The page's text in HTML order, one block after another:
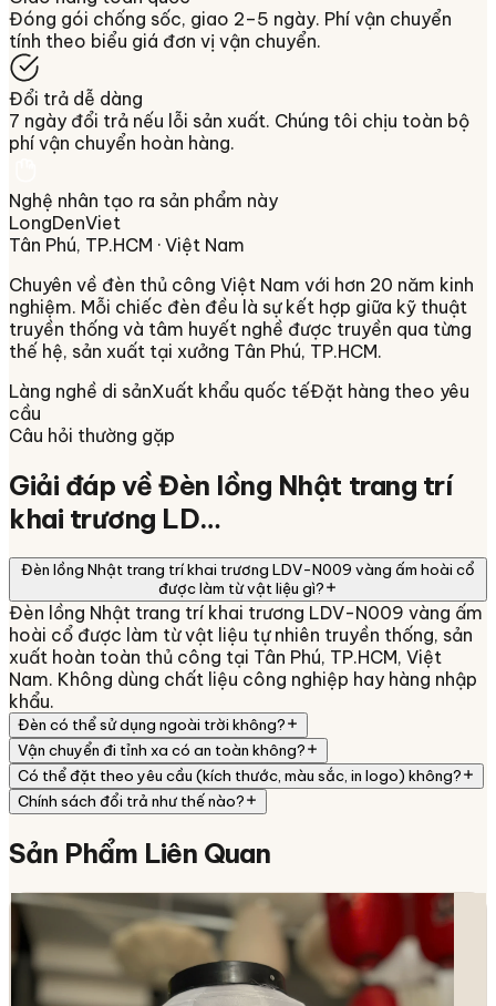
Đóng gói chống sốc, giao 2–5 ngày. Phí vận chuyển
tính theo biểu giá đơn vị vận chuyển.
Đổi trả dễ dàng
7 ngày đổi trả nếu lỗi sản xuất. Chúng tôi chịu toàn bộ
phí vận chuyển hoàn hàng.
Nghệ nhân tạo ra sản phẩm này
LongDenViet
Tân Phú, TP.HCM · Việt Nam
Chuyên về đèn thủ công Việt Nam với hơn 20 năm kinh
nghiệm. Mỗi chiếc đèn đều là sự kết hợp giữa kỹ thuật
truyền thống và tâm huyết nghề được truyền qua từng
thế hệ, sản xuất tại xưởng Tân Phú, TP.HCM.
Làng nghề di sảnXuất khẩu quốc tếĐặt hàng theo yêu
cầu
Câu hỏi thường gặp
Giải đáp vềĐèn lồng Nhật trang trí
khai trương LD…
Đèn lồng Nhật trang trí khai trương LDV-N009 vàng ấm hoài cổ
được làm từ vật liệu gì?
Đèn lồng Nhật trang trí khai trương LDV-N009 vàng ấm
hoài cổ được làm từ vật liệu tự nhiên truyền thống, sản
xuất hoàn toàn thủ công tại Tân Phú, TP.HCM, Việt
Nam. Không dùng chất liệu công nghiệp hay hàng nhập
khẩu.
Đèn có thể sử dụng ngoài trời không?
Vận chuyển đi tỉnh xa có an toàn không?
Có thể đặt theo yêu cầu (kích thước, màu sắc, in logo) không?
Chính sách đổi trả như thế nào?
Sản Phẩm Liên Quan